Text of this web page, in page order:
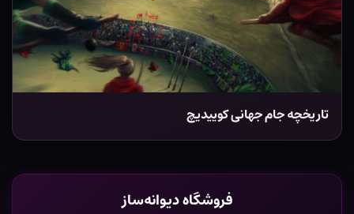
تاریخچه جام جهانی کوییدیچ
فروشگاه دیوانه‌ساز